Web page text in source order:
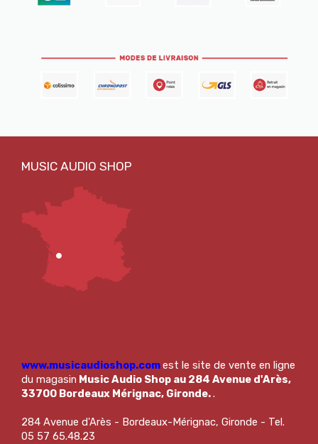
www.musicaudioshop.comest le site de vente en ligne
du magasin Music Audio Shop au 284 Avenue d'Arès,
33700 Bordeaux Mérignac, Gironde..
284 Avenue d'Arès - Bordeaux-Mérignac, Gironde - Tel.
05 57 65.48.23